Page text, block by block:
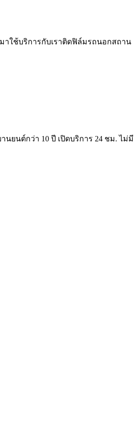
าใช้บริการกับเราติดฟิล์มรถนอกสถาน
ยนต์กว่า 10 ปี เปิดบริการ 24 ชม. ไม่มี